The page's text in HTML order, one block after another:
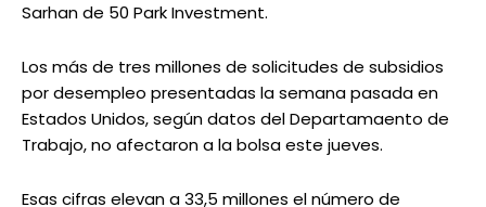
Sarhan de 50 Park Investment.
Los más de tres millones de solicitudes de subsidios
por desempleo presentadas la semana pasada en
Estados Unidos, según datos del Departamaento de
Trabajo, no afectaron a la bolsa este jueves.
Esas cifras elevan a 33,5 millones el número de